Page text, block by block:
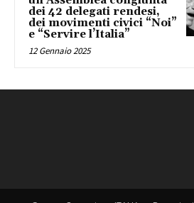
dei 42 delegati rendesi,
dei movimenti civici “Noi”
e “Servire l’Italia”
12 Gennaio 2025